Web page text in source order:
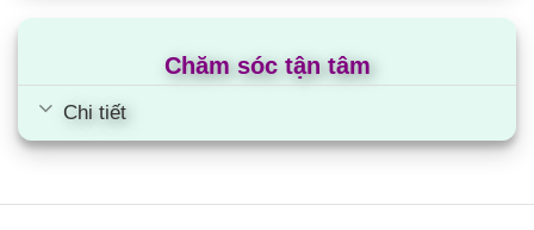
Chăm sóc tận tâm
Chi tiết